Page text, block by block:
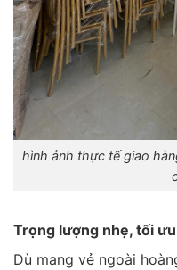
hình ảnh thực tế giao
Trọng lượng nhẹ, tối
Dù mang vẻ ngoài